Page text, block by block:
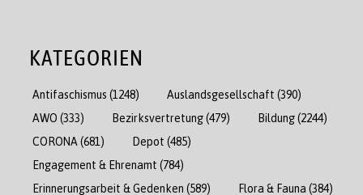
KATEGORIEN
Antifaschismus (1248) Auslandsgesellschaft (390)
AWO (333) Bezirksvertretung(479) Bildung(2244)
CORONA (681) Depot (485)
Engagement & Ehrenamt (784)
Erinnerungsarbeit & Gedenken (589) Flora & Fauna (384)